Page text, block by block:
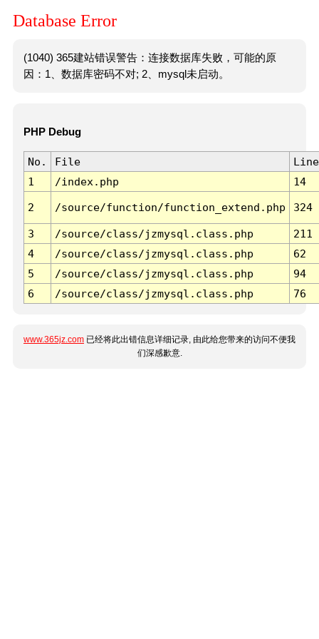
Database Error
(1040) 365建站错误警告：连接数据库失败，可能的原
因：1、数据库密码不对; 2、mysql未启动。
PHP Debug
No. File
Line
1
/index.php 14
2 /source/function/function_extend.php 324
3 /source/class/jzmysql.class.php
211
4
/source/class/jzmysql.class.php
62
5
/source/class/jzmysql.class.php
94
6
/source/class/jzmysql.class.php 76
www.365jz.com 已经将此出错信息详细记录, 由此给您带来的访问不便我
们深感歉意.